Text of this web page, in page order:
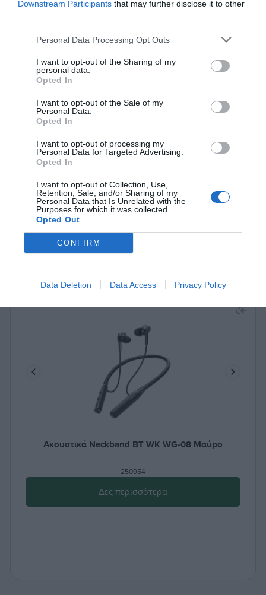
Downstream Participants that may further disclose it to other
Personal Data Processing Opt Outs
I want to opt-out of the Sharing of my
personal data.
Opted In
I want to opt-out of the Sale of my
Personal Data.
Opted In
I want to opt-out of processing my
Personal Data for Targeted Advertising.
Opted In
I want to opt-out of Collection, Use,
Retention, Sale, and/or Sharing of my
Personal Data that Is Unrelated with the
Purposes for which it was collected.
Opted Out
CONFIRM
Data Deletion Data Access Privacy Policy
Δες περισσότερα
Ακουστικά Neckband BT WK WG-08 Μαύρο
250954
Δες περισσότερα